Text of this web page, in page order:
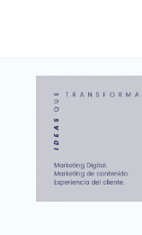
4,6 millones de
interanual